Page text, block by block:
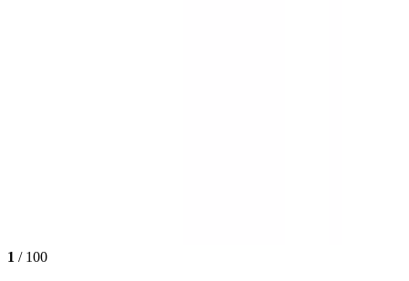
1 / 100